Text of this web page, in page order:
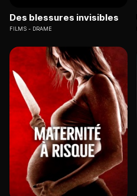
Des blessures invisibles
FILMS DRAME